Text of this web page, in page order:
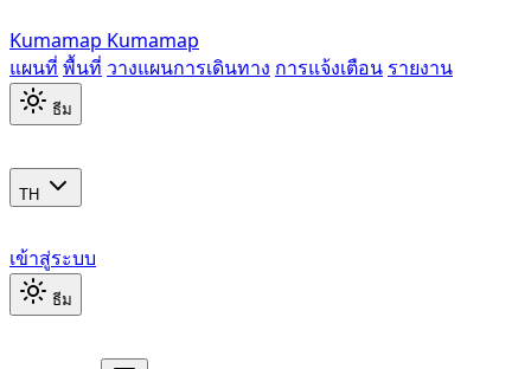
Kumamap Kumamap
แผนที่ พื้นที่ วางแผนการเดินทาง การแจ้งเตือน รายงาน
ธีม
TH
เข้าสู่ระบบ
ธีม